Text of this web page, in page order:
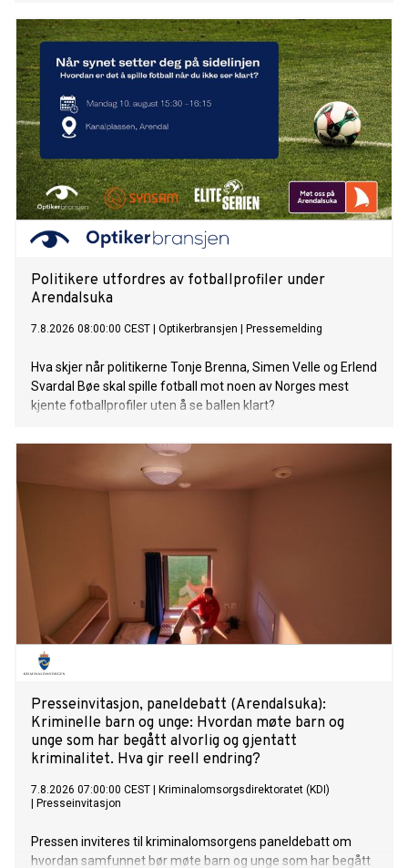
Politikere utfordres av fotballprofiler under
Arendalsuka
7.8.2026 08:00:00 CEST Optikerbransjen Pressemelding
Hva skjer når politikerne Tonje Brenna, Simen Velle og Erlend
Svardal Bøe skal spille fotball mot noen av Norges mest
kjente fotballprofiler uten å se ballen klart?
Presseinvitasjon, paneldebatt (Arendalsuka):
Kriminelle barn og unge: Hvordan møte barn og
unge som har begått alvorlig og gjentatt
kriminalitet. Hva gir reell endring?
7.8.2026 07:00:00 CEST
Kriminalomsorgsdirektoratet (KDI)
Presseinvitasjon
Pressen inviteres til kriminalomsorgens paneldebatt om
hvordan samfunnet bør møte barn og unge som har begått